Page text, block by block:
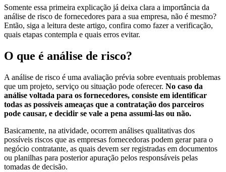
Somente essa primeira explicação já deixa clara a importância da
análise de risco de fornecedores para a sua empresa, não é mesmo?
Então, siga a leitura deste artigo, confira como fazer a verificação,
quais etapas contempla e quais erros evitar.
O que é análise de risco?
A análise de risco é uma avaliação prévia sobre eventuais problemas
que um projeto, serviço ou situação pode oferecer. No caso da
análise voltada para os fornecedores, consiste em identificar
todas as possíveis ameaças que a contratação dos parceiros
pode causar, e decidir se vale a pena assumi-las ou não.
Basicamente, na atividade, ocorrem análises qualitativas dos
possíveis riscos que as empresas fornecedoras podem gerar para o
negócio contratante, as quais devem ser registradas em documentos
ou planilhas para posterior apuração pelos responsáveis pelas
tomadas de decisão.